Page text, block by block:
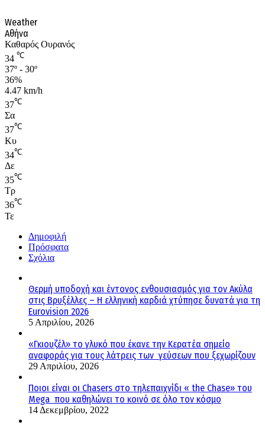
Weather
Αθήνα
Καθαρός Ουρανός
34 ℃
37º - 30º
36%
4.47 km/h
37℃
Σα
37℃
Κυ
34℃
Δε
35℃
Τρ
36℃
Τε
Δημοφιλή
Πρόσφατα
Σχόλια
Θερμή υποδοχή και έντονος ενθουσιασμός για τον Ακύλα
στις Βρυξέλλες – Η ελληνική καρδιά χτύπησε δυνατά για τη
Eurovision 2026
5 Απριλίου, 2026
«Γκιουζέλ» το γλυκό που έκανε την Κερατέα σημείο
αναφοράς για τους λάτρεις των γεύσεων που ξεχωρίζουν
29 Απριλίου, 2026
Ποιοι είναι οι Chasers στο τηλεπαιχνίδι « the Chase» του
Mega που καθηλώνει το κοινό σε όλο τον κόσμο
14 Δεκεμβρίου, 2022